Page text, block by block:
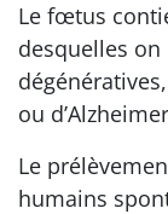
Le fœtus
desquelles
ou
Le
humains